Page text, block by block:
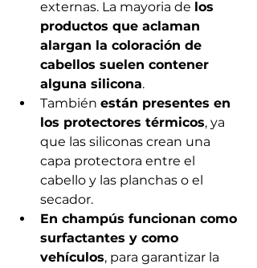
externas. La mayoria de los
productos que aclaman
alargan la coloración de
cabellos suelen contener
alguna silicona.
También están presentes en
los protectores térmicos, ya
que las siliconas crean una
capa protectora entre el
cabello y las planchas o el
secador.
En champús funcionan como
surfactantes y como
vehículos, para garantizar la